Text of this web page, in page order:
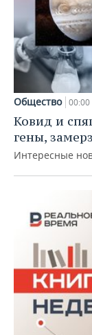
Общество 00:00
Ковид и
гены,
Интересные